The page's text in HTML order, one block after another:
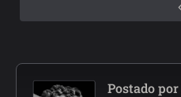
Postado por